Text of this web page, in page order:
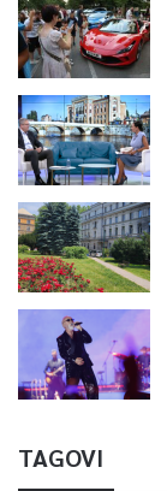
TAGOVI